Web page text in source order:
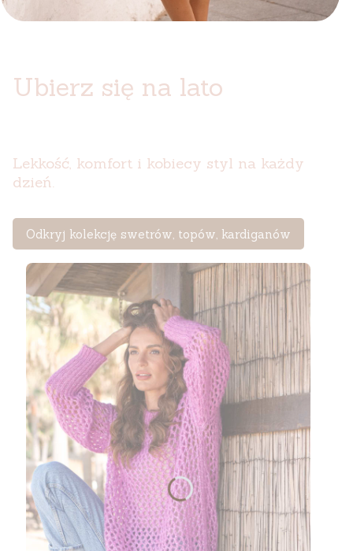
Ubierz się na lato
Lekkość, komfort i kobiecy styl na każdy
dzień.
Odkryj kolekcję swetrów, topów, kardiganów